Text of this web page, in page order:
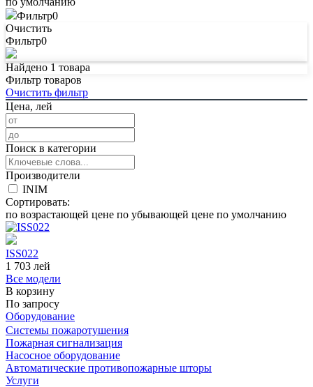
Фильтр0
Очистить
Фильтр0
Найдено 1 товара
Фильтр товаров
Очистить фильтр
Цена, лей
Поиск в категории
Производители
INIM
Сортировать:
по возрастающей цене по убывающей цене по умолчанию
ISS022
1 703 лей
Все модели
В корзину
По запросу
Оборудование
Системы пожаротушения
Пожарная сигнализация
Насосное оборудование
Автоматические противопожарные шторы
Услуги